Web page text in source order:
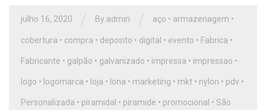
julho 16, 2020 By admin aço • armazenagem •
cobertura • compra • deposito • digital • evento • Fabrica •
Fabricante • galpão • galvanizado • impressa • impressao •
logo • logomarca • loja • lona • marketing • mkt • nylon • pdv •
Personalizada • piramidal • piramide • promocional • São